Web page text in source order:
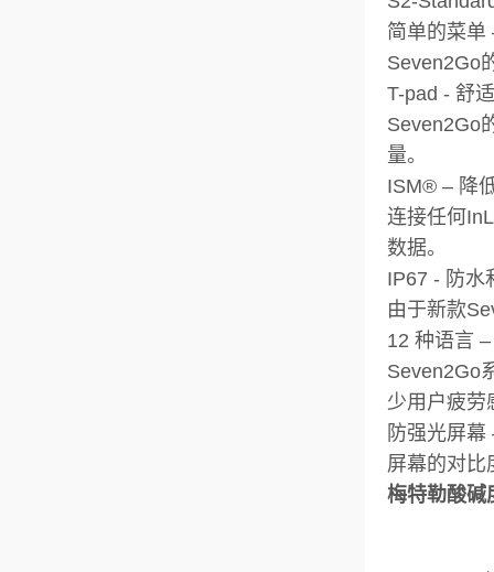
简单的菜单
Seven2Go
T-pad - 舒
Seven2Go
量。
ISM® – 降
连接任何
数据。
IP67 - 防水
由于新款
12 种语言
Seven2Go
少用户疲劳
防强光屏
屏幕的对比
梅特勒酸